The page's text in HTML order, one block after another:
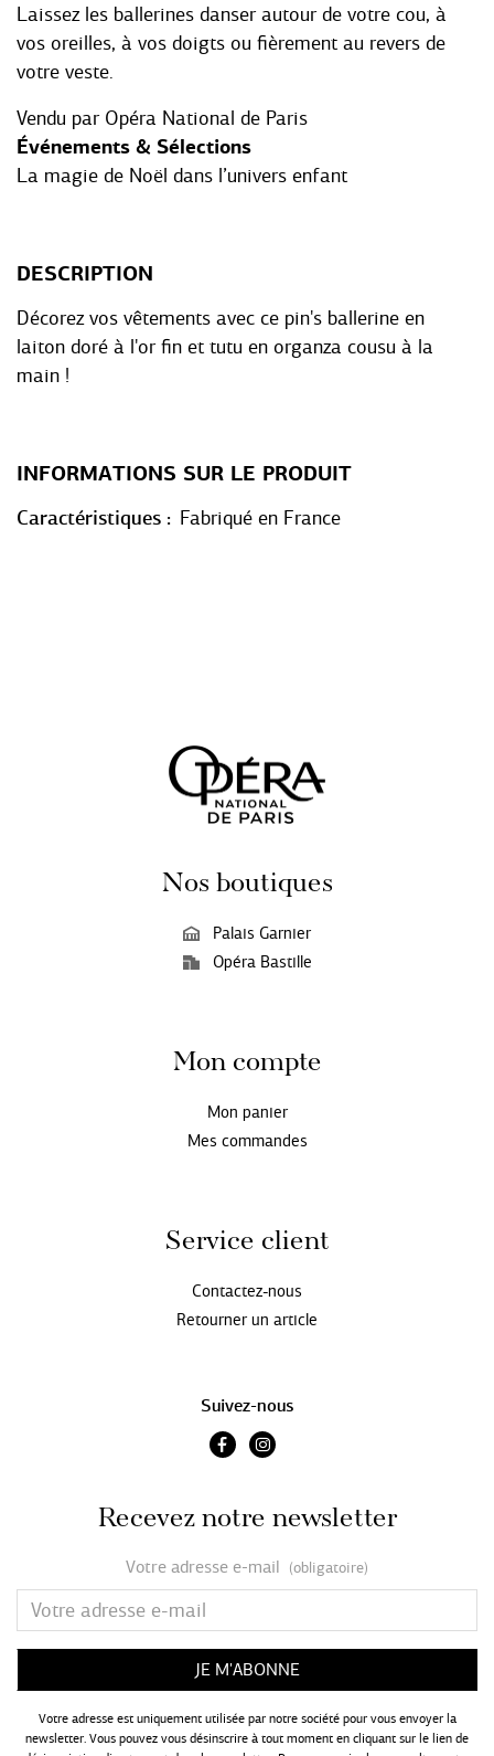
Laissez les ballerines danser autour de votre cou, à
vos oreilles, à vos doigts ou fièrement au revers de
votre veste.
Vendu par Opéra National de Paris
Événements & Sélections
La magie de Noël dans l’univers enfant
DESCRIPTION
Décorez vos vêtements avec ce pin's ballerine en
laiton doré à l'or fin et tutu en organza cousu à la
main !
INFORMATIONS SUR LE PRODUIT
Caractéristiques Fabriqué en France
Nos boutiques
Palais Garnier
Opéra Bastille
Mon compte
Mon panier
Mes commandes
Service client
Contactez-nous
Retourner un article
Suivez-nous
Recevez notre newsletter
Votre adresse e-mail (obligatoire)
Votre adresse est uniquement utilisée par notre société pour vous envoyer la
newsletter. Vous pouvez vous désinscrire à tout moment en cliquant sur le lien de